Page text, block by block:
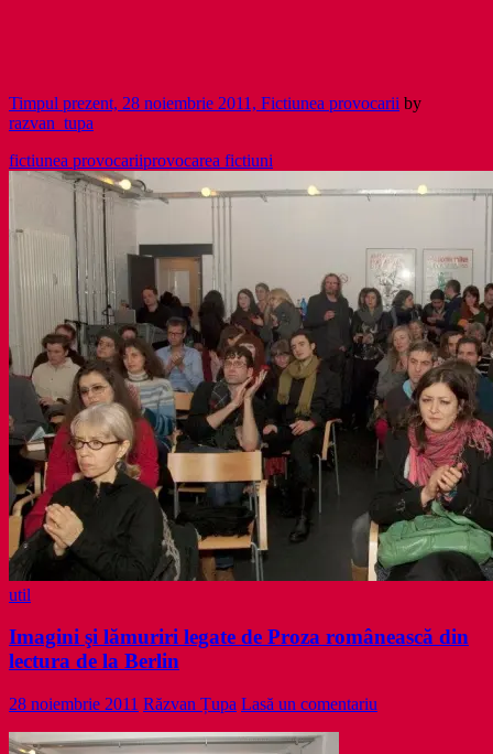
Timpul prezent, 28 noiembrie 2011, Fictiunea provocarii by
razvan_tupa
fictiunea provocariiprovocarea fictiuni
util
Imagini şi lămuriri legate de Proza românească din
lectura de la Berlin
28 noiembrie 2011 Răzvan Țupa Lasă un comentariu